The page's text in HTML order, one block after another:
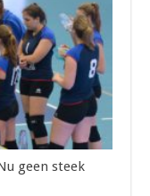
geen steek